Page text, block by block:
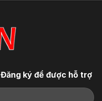
Đăng ký để được hỗ trợ